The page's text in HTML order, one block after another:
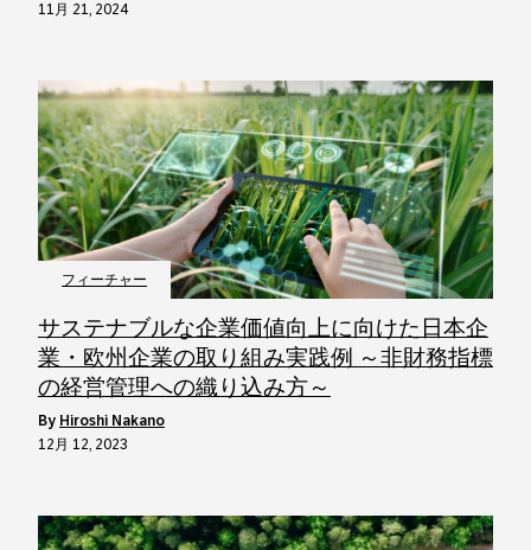
11月 21, 2024
フィーチャー
サステナブルな企業価値向上に向けた日本企
業・欧州企業の取り組み実践例 ～非財務指標
の経営管理への織り込み方～
by Hiroshi Nakano
12月 12, 2023